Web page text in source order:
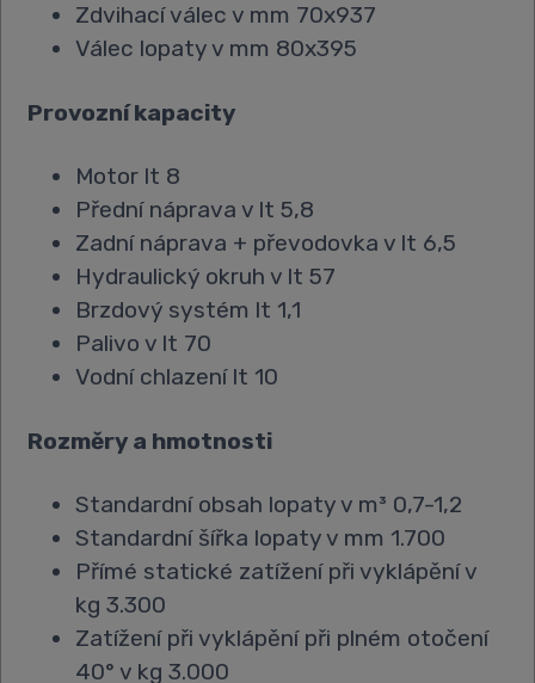
Zdvihací válec v mm 70x937
Válec lopaty v mm 80x395
Provozní kapacity
Motor lt 8
Přední náprava v lt 5,8
Zadní náprava + převodovka v lt 6,5
Hydraulický okruh v lt 57
Brzdový systém lt 1,1
Palivo v lt 70
Vodní chlazení lt 10
Rozměry a hmotnosti
Standardní obsah lopaty v m³ 0,7-1,2
Standardní šířka lopaty v mm 1.700
Přímé statické zatížení při vyklápění v
kg 3.300
Zatížení při vyklápění při plném otočení
40° v kg 3.000